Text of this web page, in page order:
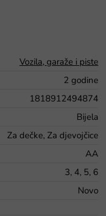
Vozila, garaže i piste
2 godine
1818912494874
Bijela
Za dečke, Za djevojčice
AA
3, 4, 5, 6
Novo